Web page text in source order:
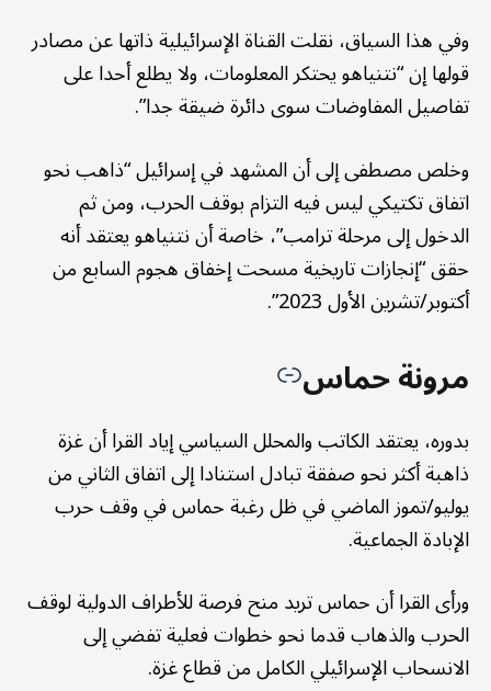
وفي هذا السياق، نقلت القناة الإسرائيلية ذاتها عن مصادر
قولها إن “نتنياهو يحتكر المعلومات، ولا يطلع أحدا على
تفاصيل المفاوضات سوى دائرة ضيقة جدا”.
وخلص مصطفى إلى أن المشهد في إسرائيل “ذاهب نحو
اتفاق تكتيكي ليس فيه التزام بوقف الحرب، ومن ثم
الدخول إلى مرحلة ترامب”، خاصة أن نتنياهو يعتقد أنه
حقق “إنجازات تاريخية مسحت إخفاق هجوم السابع من
أكتوبر/تشرين الأول 2023”.
مرونة حماس
بدوره، يعتقد الكاتب والمحلل السياسي إياد القرا أن غزة
ذاهبة أكثر نحو صفقة تبادل استنادا إلى اتفاق الثاني من
يوليو/تموز الماضي في ظل رغبة حماس في وقف حرب
الإبادة الجماعية.
ورأى القرا أن حماس تريد منح فرصة للأطراف الدولية لوقف
الحرب والذهاب قدما نحو خطوات فعلية تفضي إلى
الانسحاب الإسرائيلي الكامل من قطاع غزة.